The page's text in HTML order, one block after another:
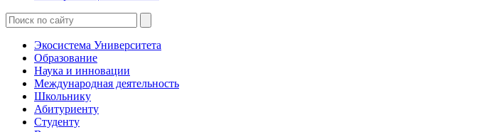
Экосистема Университета
Образование
Наука и инновации
Международная деятельность
Школьнику
Абитуриенту
Студенту